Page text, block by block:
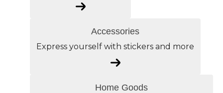
Accessories
Express yourself with stickers and more
Home Goods